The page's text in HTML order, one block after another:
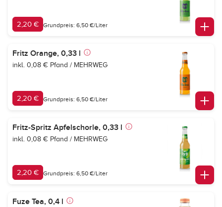
2,20 € Grundpreis: 6,50 €/Liter
Fritz Orange, 0,33 l
inkl. 0,08 € Pfand / MEHRWEG
2,20 € Grundpreis: 6,50 €/Liter
Fritz-Spritz Apfelschorle, 0,33 l
inkl. 0,08 € Pfand / MEHRWEG
2,20 € Grundpreis: 6,50 €/Liter
Fuze Tea, 0,4 l